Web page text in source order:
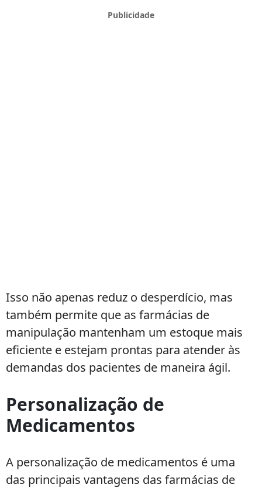
Isso não apenas reduz o desperdício, mas
também permite que as farmácias de
manipulação mantenham um estoque mais
eficiente e estejam prontas para atender às
demandas dos pacientes de maneira ágil.
Personalização de
Medicamentos
A personalização de medicamentos é uma
das principais vantagens das farmácias de